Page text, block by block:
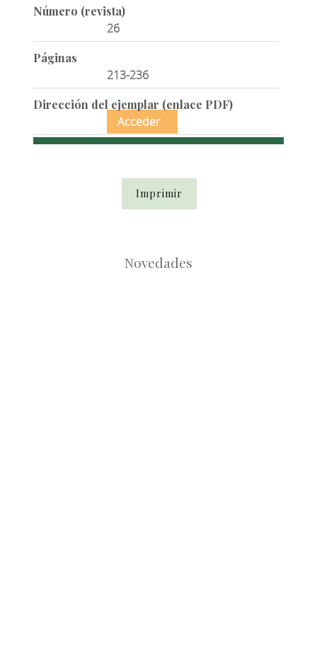
Número (revista)
26
Páginas
213-236
Dirección del ejemplar (enlace PDF)
Acceder
Imprimir
Novedades